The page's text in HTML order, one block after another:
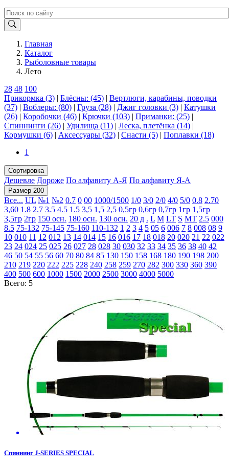
Главная
Каталог
Рыболовные товары
Лето
28 48 100
Прикормка (3) | Блёсны: (45) | Вертлюги, карабины, поводки
(37) | Воблеры: (80) | Груза (28) | Джиг головки (3) | Катушки
(26) | Коробочки (46) | Крючки (103) | Приманки: (25) |
Спиннинги (26) | Удилища (11) | Леска, плетёнка (14) |
Кормушки (6) | Аксессуары (32) | Снасти (5) | Поплавки (18)
1
Сортировка
Дешевле Дороже По алфавиту А-Я По алфавиту Я-А
Размер 200
Все... UL №1 №2 0.7 0 00 1000/1500 1/0 3/0 2/0 4/0 5/0 0.8 2.70
3,60 1.8 2.7 3.5 4.5 1.5 3,5 1,5 2,5 0,5гр 0,6гр 0,7гр 1гр 1,5гр
3,5гр 2гр 150 осн. 180 осн. 130 осн. 20 д . L M LT S MT 2.5 000
8.5 75-132 75-145 75-160 110-132 1 2 3 4 5 05 6 006 7 8 008 08 9
10 010 11 12 012 13 14 014 15 16 016 17 18 018 20 020 21 22 022
23 24 024 25 025 26 027 28 028 30 030 32 33 34 35 36 38 40 42
46 50 54 55 56 60 70 80 84 85 130 150 158 168 180 190 198 200
210 219 220 222 225 228 240 258 259 270 282 300 330 360 390
400 500 600 1000 1500 2000 2500 3000 4000 5000
Всего: 5
Спиннинг J-SERIES SPECIAL